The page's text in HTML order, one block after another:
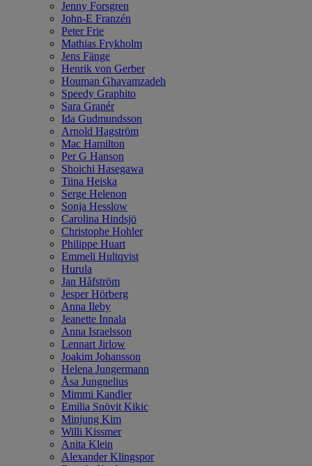
Jenny Forsgren
John-E Franzén
Peter Frie
Mathias Frykholm
Jens Fänge
Henrik von Gerber
Houman Ghavamzadeh
Speedy Graphito
Sara Granér
Ida Gudmundsson
Arnold Hagström
Mac Hamilton
Per G Hanson
Shoichi Hasegawa
Tiina Heiska
Serge Helenon
Sonja Hesslow
Carolina Hindsjö
Christophe Hohler
Philippe Huart
Emmeli Hultqvist
Hurula
Jan Håfström
Jesper Hörberg
Anna Ileby
Jeanette Innala
Anna Israelsson
Lennart Jirlow
Joakim Johansson
Helena Jungermann
Åsa Jungnelius
Mimmi Kandler
Emilia Snövit Kikic
Minjung Kim
Willi Kissmer
Anita Klein
Alexander Klingspor